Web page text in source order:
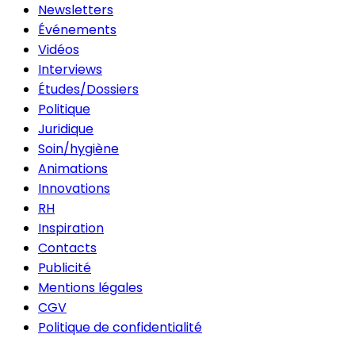
Newsletters
Événements
Vidéos
Interviews
Études/Dossiers
Politique
Juridique
Soin/hygiène
Animations
Innovations
RH
Inspiration
Contacts
Publicité
Mentions légales
CGV
Politique de confidentialité